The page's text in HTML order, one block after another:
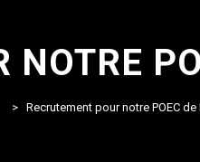
NOTRE
> Recrutement pour notre POEC de